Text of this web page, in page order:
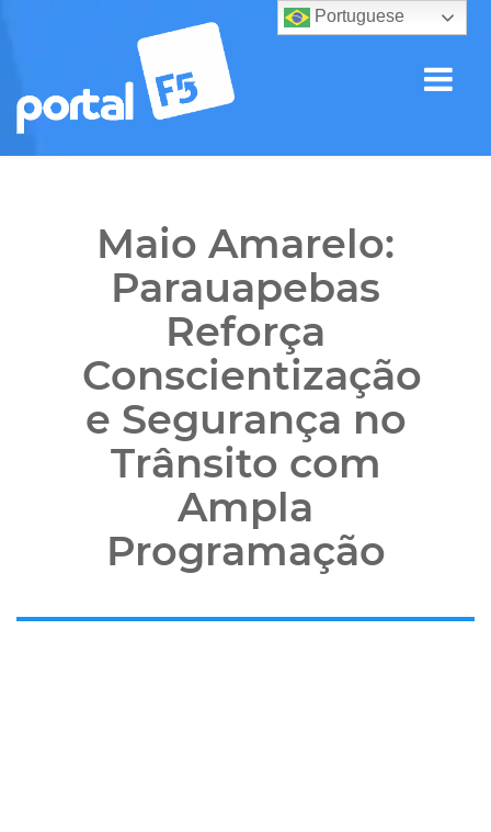
Maio Amarelo:
Parauapebas
Reforça
Conscientização
e Segurança no
Trânsito com
Ampla
Programação
Portuguese